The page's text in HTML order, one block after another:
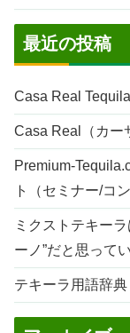
最近の投稿
Casa Real
Casa Real（カー
Premium-
ト（セミナー/コ
ミクストテキー
ーノ”だと思って
テキーラ用語辞典